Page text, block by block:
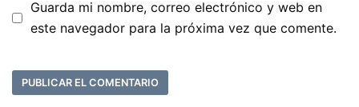
Guarda mi nombre, correo electrónico y web en
este navegador para la próxima vez que comente.